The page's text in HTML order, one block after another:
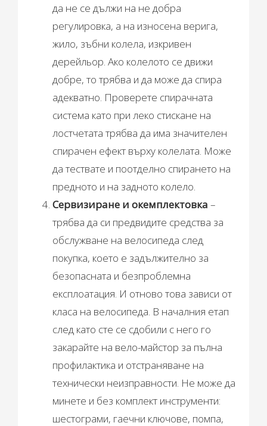
да не се дължи на не добра
регулировка, а на износена верига,
жило, зъбни колела, изкривен
дерейльор. Ако колелото се движи
добре, то трябва и да може да спира
адекватно. Проверете спирачната
система като при леко стискане на
лостчетата трябва да има значителен
спирачен ефект върху колелата. Може
да тествате и поотделно спирането на
предното и на задното колело.
Сервизиране и окемплектовка –
трябва да си предвидите средства за
обслужване на велосипеда след
покупка, което е задължително за
безопасната и безпроблемна
експлоатация. И отново това зависи от
класа на велосипеда. В началния етап
след като сте се сдобили с него го
закарайте на вело-майстор за пълна
профилактика и отстраняване на
технически неизправности. Не може да
минете и без комплект инструменти:
шестограми, гаечни ключове, помпа,